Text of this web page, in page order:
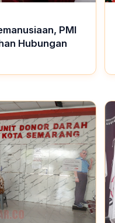
PMI
Hubungan